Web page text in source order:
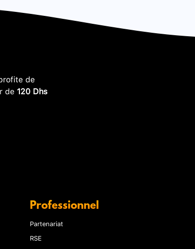
de
de 120 Dhs
Professionnel
Partenariat
RSE